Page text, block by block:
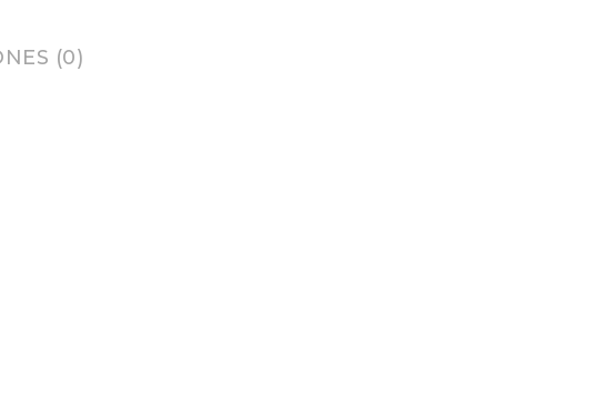
(0)